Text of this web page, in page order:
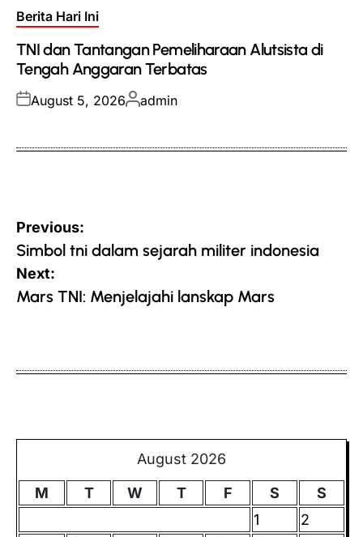
Posted
Berita Hari Ini
TNI dan Tantangan Pemeliharaan Alutsista di
Tengah Anggaran Terbatas
Posted
August 5, 2026Posted
admin
Post
navigation
Previous:
Simbol tni dalam sejarah militer indonesia
Next:
Mars TNI: Menjelajahi lanskap Mars
August 2026
M
T W T F S
S
1
2